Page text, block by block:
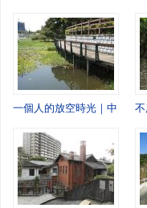
一個人的放空時光｜中壢青不